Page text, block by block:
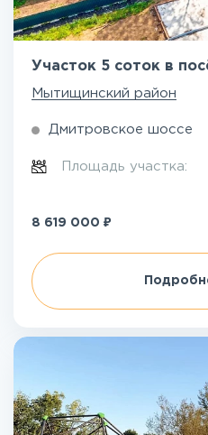
Участок 5 соток в
Мытищинский район
Дмитровское шоссе
Площадь участка:
8 619 000 ₽